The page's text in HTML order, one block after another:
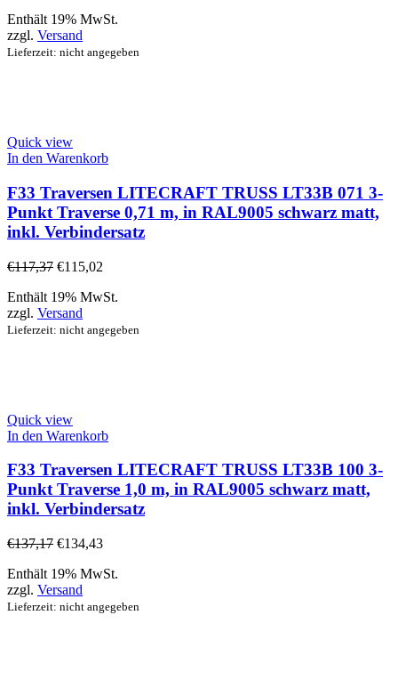
Enthält 19% MwSt.
zzgl. Versand
Lieferzeit: nicht angegeben
Quick view
In den Warenkorb
F33 Traversen LITECRAFT TRUSS LT33B 071 3-
Punkt Traverse 0,71 m, in RAL9005 schwarz matt,
inkl. Verbindersatz
€117,37 €115,02
Enthält 19% MwSt.
zzgl. Versand
Lieferzeit: nicht angegeben
Quick view
In den Warenkorb
F33 Traversen LITECRAFT TRUSS LT33B 100 3-
Punkt Traverse 1,0 m, in RAL9005 schwarz matt,
inkl. Verbindersatz
€137,17 €134,43
Enthält 19% MwSt.
zzgl. Versand
Lieferzeit: nicht angegeben